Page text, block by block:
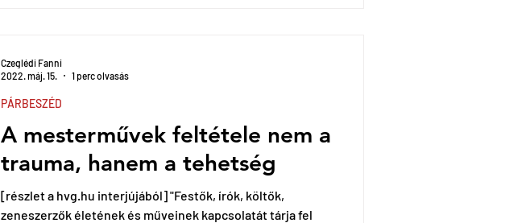
A mesterművek feltétele nem a
trauma, hanem a tehetség
[részlet a hvg.hu interjújából] "Festők, írók, költők,
zeneszerzők életének és műveinek kapcsolatát tárja fel
PÁRBESZÉD
Czeglédi Fanni
2022. máj. 15.
1 perc olvasás